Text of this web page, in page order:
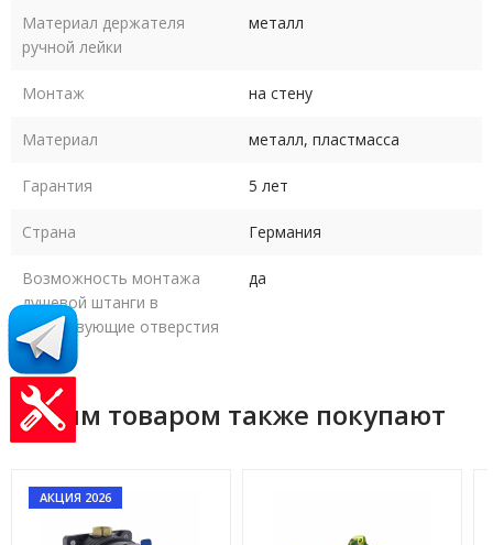
Материал держателя
ручной лейки
металл
Монтаж на стену
Материал металл, пластмасса
Гарантия 5 лет
Страна Германия
Возможность монтажа
душевой штанги в
существующие отверстия
да
С этим товаром также покупают
АКЦИЯ 2026